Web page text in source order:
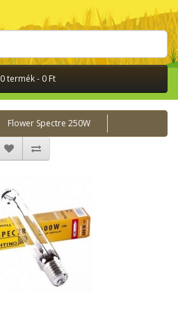
0 termék - 0 Ft
Flower Spectre 250W